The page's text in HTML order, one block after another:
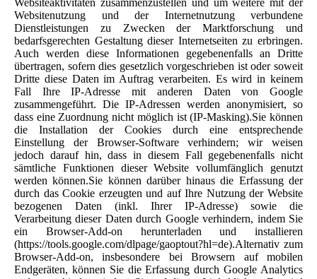
Websiteaktivitäten zusammenzustellen und um weitere mit der
Websitenutzung und der Internetnutzung verbundene
Dienstleistungen zu Zwecken der Marktforschung und
bedarfsgerechten Gestaltung dieser Internetseiten zu erbringen.
Auch werden diese Informationen gegebenenfalls an Dritte
übertragen, sofern dies gesetzlich vorgeschrieben ist oder soweit
Dritte diese Daten im Auftrag verarbeiten. Es wird in keinem
Fall Ihre IP-Adresse mit anderen Daten von Google
zusammengeführt. Die IP-Adressen werden anonymisiert, so
dass eine Zuordnung nicht möglich ist (IP-Masking).Sie können
die Installation der Cookies durch eine entsprechende
Einstellung der Browser-Software verhindern; wir weisen
jedoch darauf hin, dass in diesem Fall gegebenenfalls nicht
sämtliche Funktionen dieser Website vollumfänglich genutzt
werden können.Sie können darüber hinaus die Erfassung der
durch das Cookie erzeugten und auf Ihre Nutzung der Website
bezogenen Daten (inkl. Ihrer IP-Adresse) sowie die
Verarbeitung dieser Daten durch Google verhindern, indem Sie
ein Browser-Add-on herunterladen und installieren
(https://tools.google.com/dlpage/gaoptout?hl=de).Alternativ zum
Browser-Add-on, insbesondere bei Browsern auf mobilen
Endgeräten, können Sie die Erfassung durch Google Analytics